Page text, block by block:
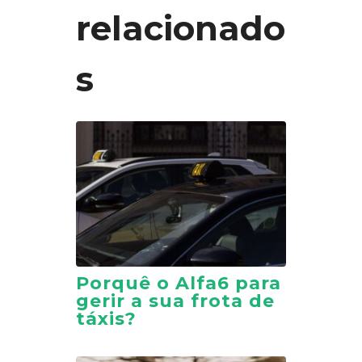
relacionado
s
Porquê o Alfa6 para
gerir a sua frota de
táxis?